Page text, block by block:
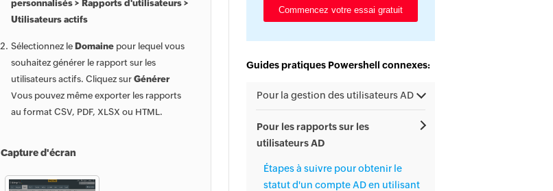
personnalisés > Rapports d'utilisateurs >
Utilisateurs actifs
Sélectionnez le Domaine pour lequel vous
souhaitez générer le rapport sur les
utilisateurs actifs. Cliquez sur Générer
Vous pouvez même exporter les rapports
au format CSV, PDF, XLSX ou HTML.
Capture d'écran
Guides pratiques Powershell connexes:
Pour la gestion des utilisateurs AD
Pour les rapports sur les
utilisateurs AD
Étapes à suivre pour obtenir le
statut d'un compte AD en utilisant